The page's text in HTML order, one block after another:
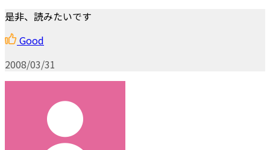
是非、読みたいです
Good
2008/03/31